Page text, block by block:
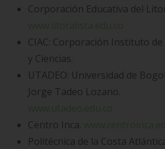
Corporación Educativa del
CIAC: Corporación Instituto
y Ciencias.
UTADEO: Universidad de
Jorge Tadeo Lozano.
Centro Inca.
Politécnica de la Costa